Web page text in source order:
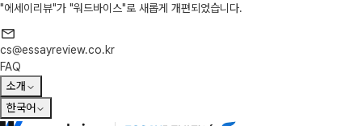
"에세이리뷰"가 "워드바이스"로 새롭게 개편되었습니다.
cs@essayreview.co.kr
FAQ
소개
한국어